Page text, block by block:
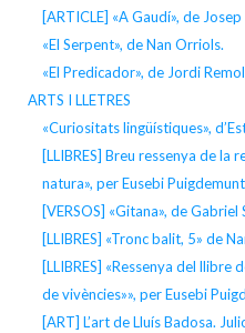
[ARTICLE] «A Gaudí», de
«El Serpent», de Nan Orriols.
«El Predicador», de Jordi
ARTS I LLETRES
«Curiositats lingüístiques»,
[LLIBRES] Breu ressenya de la
natura», per Eusebi Puigdemunt
[VERSOS] «Gitana», de Gabriel
[LLIBRES] «Tronc balit, 5» de
[LLIBRES] «Ressenya del llibre
de vivències»», per Eusebi
[ART] L’art de Lluís Badosa.